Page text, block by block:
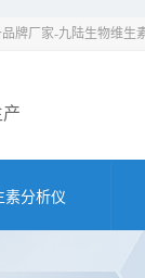
牌厂家-九陆生物维生
素分析仪